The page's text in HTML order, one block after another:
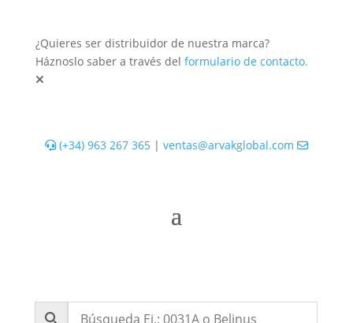
¿Quieres ser distribuidor de nuestra marca?
Háznoslo saber a través del formulario de contacto.
(+34) 963 267 365| ventas@arvakglobal.com